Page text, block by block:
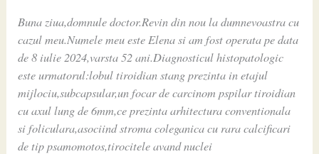
Buna ziua,domnule doctor.Revin din nou la dumnevoastra cu
cazul meu.Numele meu este Elena si am fost operata pe data
de 8 iulie 2024,varsta 52 ani.Diagnosticul histopatologic
este urmatorul:lobul tiroidian stang prezinta in etajul
mijlociu,subcapsular,un focar de carcinom pspilar tiroidian
cu axul lung de 6mm,ce prezinta arhitectura conventionala
si foliculara,asociind stroma coleganica cu rara calcificari
de tip psamomotos,tirocitele avand nuclei